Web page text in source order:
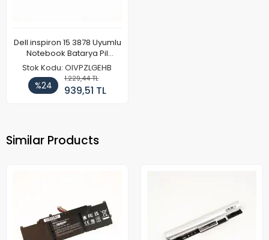
Dell inspiron 15 3878 Uyumlu
Notebook Batarya Pil
4400mAh
Stok Kodu: OIVPZLGEHB
%24
1.229,44 TL
939,51 TL
Similar Products